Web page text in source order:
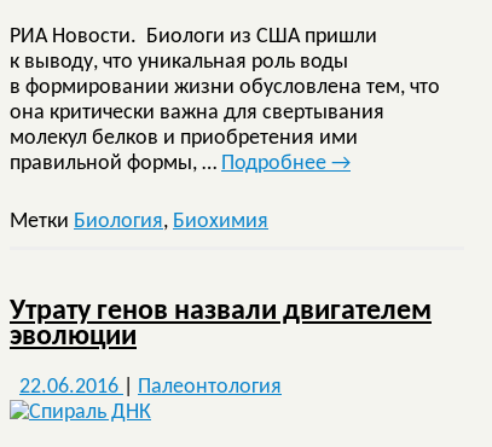
РИА Новости. Биологи из США пришли
к выводу, что уникальная роль воды
в формировании жизни обусловлена тем, что
она критически важна для свертывания
молекул белков и приобретения ими
правильной формы, … Подробнее →
Метки Биология, Биохимия
Утрату генов назвали двигателем
эволюции
22.06.2016 Палеонтология